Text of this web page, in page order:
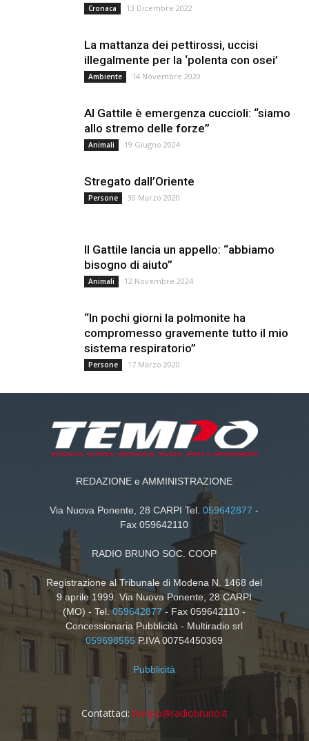
Cronaca 13 Dicembre 2022
La mattanza dei pettirossi, uccisi
illegalmente per la ‘polenta con osei’
Ambiente 14 Novembre 2020
Al Gattile è emergenza cuccioli: “siamo
allo stremo delle forze”
Animali 19 Giugno 2024
Stregato dall’Oriente
Persone 30 Marzo 2020
Il Gattile lancia un appello: “abbiamo
bisogno di aiuto”
Animali 12 Novembre 2024
“In pochi giorni la polmonite ha
compromesso gravemente tutto il mio
sistema respiratorio”
Persone 17 Marzo 2020
REDAZIONE e AMMINISTRAZIONE
Via Nuova Ponente, 28 CARPI Tel.059642877 -
Fax 059642110
RADIO BRUNO SOC. COOP
Registrazione al Tribunale di Modena N. 1468 del
9 aprile 1999. Via Nuova Ponente, 28 CARPI
(MO) - Tel.059642877- Fax 059642110 -
Concessionaria Pubblicità - Multiradio srl
059698555 P.IVA 00754450369
Pubblicità
Contattaci: tempo@radiobruno.it